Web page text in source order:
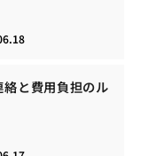
と費用負担のル